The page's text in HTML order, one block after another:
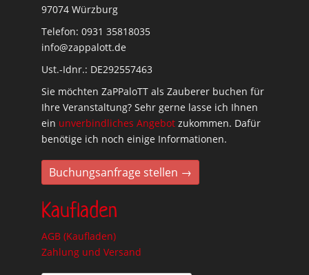
97074 Würzburg
Telefon: 0931 35818035
info@zappalott.de
Ust.-Idnr.: DE292557463
Sie möchten ZaPPaloTT als Zauberer buchen für
Ihre Veranstaltung? Sehr gerne lasse ich Ihnen
ein unverbindliches Angebot zukommen. Dafür
benötige ich noch einige Informationen.
Buchungsanfrage stellen →
Kaufladen
AGB (Kaufladen)
Zahlung und Versand